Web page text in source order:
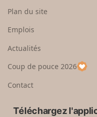
e
u
p
a
Plan du site
Emplois
Actualités
Coup de pouce 2026
Contact
Téléchargez